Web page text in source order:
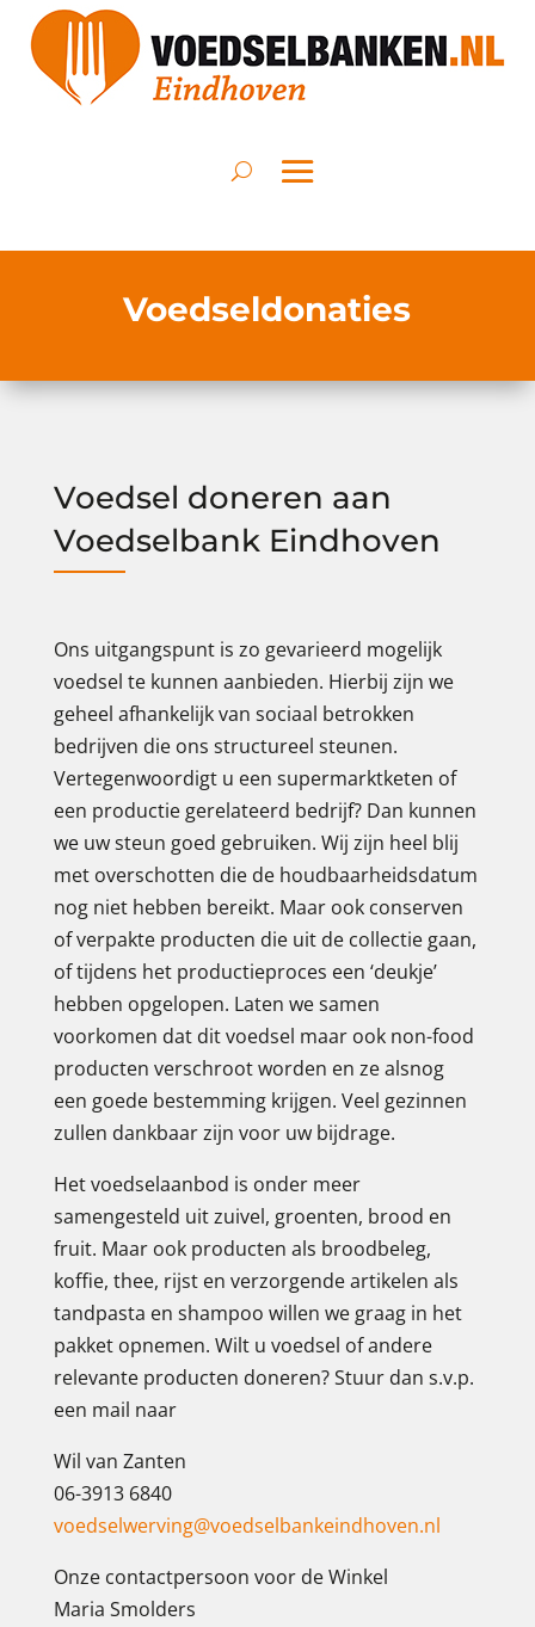
Voedseldonaties
Voedsel doneren aan
Voedselbank Eindhoven
Ons uitgangspunt is zo gevarieerd mogelijk
voedsel te kunnen aanbieden. Hierbij zijn we
geheel afhankelijk van sociaal betrokken
bedrijven die ons structureel steunen.
Vertegenwoordigt u een supermarktketen of
een productie gerelateerd bedrijf? Dan kunnen
we uw steun goed gebruiken. Wij zijn heel blij
met overschotten die de houdbaarheidsdatum
nog niet hebben bereikt. Maar ook conserven
of verpakte producten die uit de collectie gaan,
of tijdens het productieproces een ‘deukje’
hebben opgelopen. Laten we samen
voorkomen dat dit voedsel maar ook non-food
producten verschroot worden en ze alsnog
een goede bestemming krijgen. Veel gezinnen
zullen dankbaar zijn voor uw bijdrage.
Het voedselaanbod is onder meer
samengesteld uit zuivel, groenten, brood en
fruit. Maar ook producten als broodbeleg,
koffie, thee, rijst en verzorgende artikelen als
tandpasta en shampoo willen we graag in het
pakket opnemen. Wilt u voedsel of andere
relevante producten doneren? Stuur dan s.v.p.
een mail naar
Wil van Zanten
06-3913 6840
voedselwerving@voedselbankeindhoven.nl
Onze contactpersoon voor de Winkel
Maria Smolders